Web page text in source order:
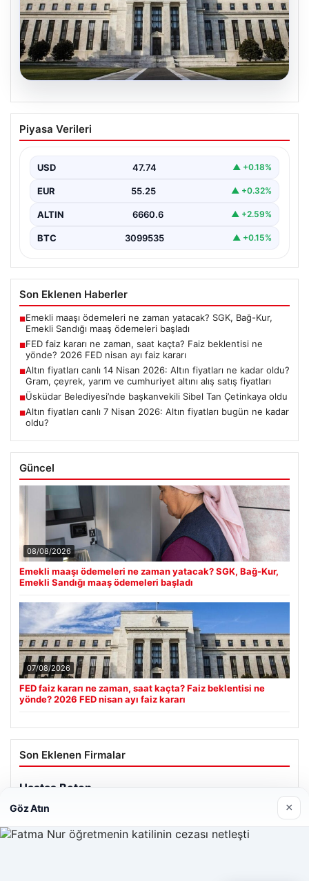
FED faiz kararı ne zaman, saat kaçta?
Faiz beklentisi ne yönde? 2026 FED
Piyasa Verileri
USD 47.74 ▲ +0.18%
EUR 55.25 ▲ +0.32%
ALTIN 6660.6 ▲ +2.59%
BTC 3099535 ▲ +0.15%
Son Eklenen Haberler
■Emekli maaşı ödemeleri ne zaman yatacak? SGK, Bağ-Kur,
Emekli Sandığı maaş ödemeleri başladı
■FED faiz kararı ne zaman, saat kaçta? Faiz beklentisi ne
yönde? 2026 FED nisan ayı faiz kararı
■Altın fiyatları canlı 14 Nisan 2026: Altın fiyatları ne kadar oldu?
Gram, çeyrek, yarım ve cumhuriyet altını alış satış fiyatları
■Üsküdar Belediyesi’nde başkanvekili Sibel Tan Çetinkaya oldu
■Altın fiyatları canlı 7 Nisan 2026: Altın fiyatları bugün ne kadar
oldu?
Güncel
08/08/2026
Emekli maaşı ödemeleri ne zaman yatacak? SGK, Bağ-Kur,
Emekli Sandığı maaş ödemeleri başladı
07/08/2026
FED faiz kararı ne zaman, saat kaçta? Faiz beklentisi ne
yönde? 2026 FED nisan ayı faiz kararı
Son Eklenen Firmalar
Göz Atın ×